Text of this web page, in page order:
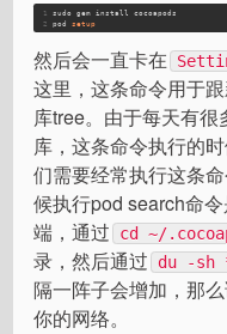
1
2
sudo gem install cocoapods
pod setup
然后会一直卡在
这里，这条命令用于
库tree。由于每天有
库，这条命令执行的
们需要经常执行这条
候执行pod search命
端，通过
cd ~/
录，然后通过
du -sh
隔一阵子会增加，那
你的网络。